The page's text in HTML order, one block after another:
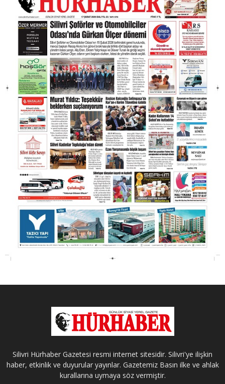
Silivri Hürhaber Gazetesi resmi internet sitesidir. Silivri'ye ilişkin
haber, etkinlik ve duyurular yayınlar. Gazetemiz Basın ilke ve ahlak
kurallarına uymaya söz vermiştir.